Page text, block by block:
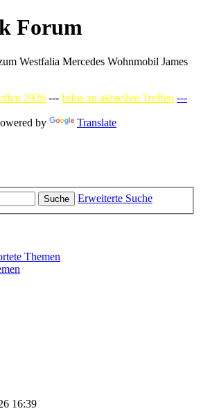
Forum
Westfalia Mercedes Wohnmobil James
2026 --- Infos zu aktuellen Treffen ---
by
Translate
Suche Erweiterte Suche
Themen
16:39